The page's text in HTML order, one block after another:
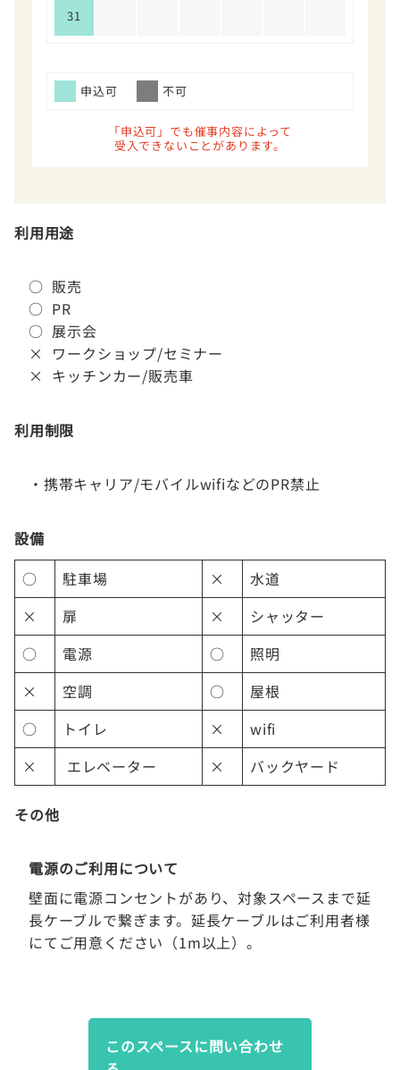
31
申込可 不可
「申込可」でも催事内容によって
受入できないことがあります。
利用用途
○ 販売
○ PR
○ 展示会
× ワークショップ/セミナー
× キッチンカー/販売車
利用制限
・携帯キャリア/モバイルwifiなどのPR禁止
設備
○
駐車場 ×
水道
×
扉 ×
シャッター
○
電源 ○
照明
×
空調 ○
屋根
○
トイレ ×
wifi
×
エレベーター × バックヤード
その他
電源のご利用について
壁面に電源コンセントがあり、対象スペースまで延
長ケーブルで繋ぎます。延長ケーブルはご利用者様
にてご用意ください（1m以上）。
このスペースに問い合わせ